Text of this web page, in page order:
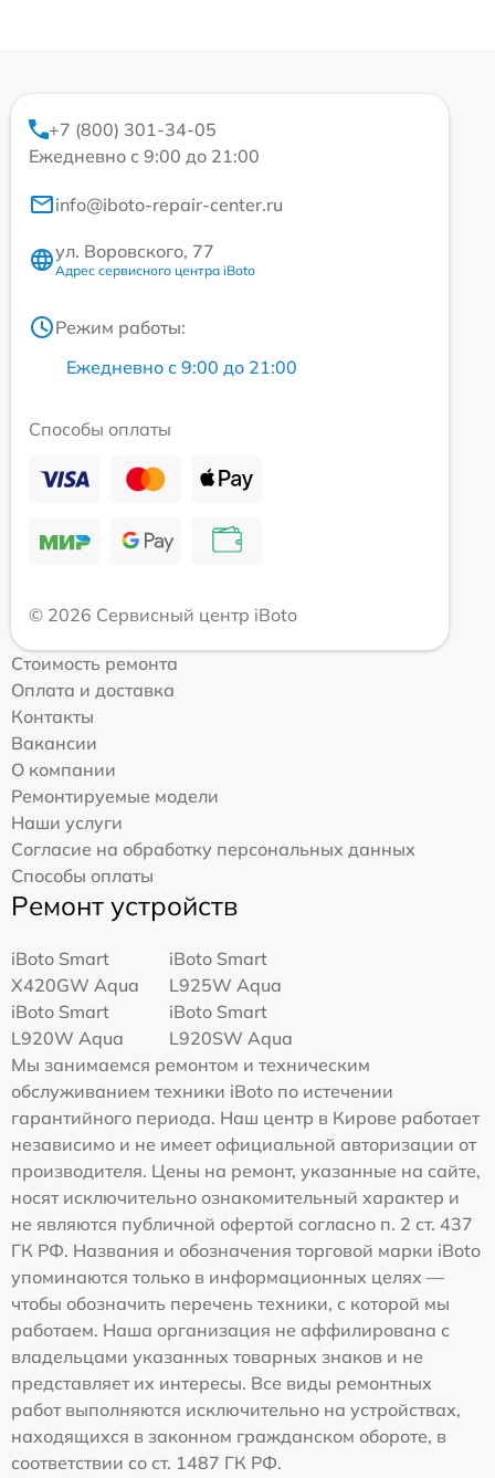
+7 (800) 301-34-05
Ежедневно с 9:00 до 21:00
info@iboto-repair-center.ru
ул. Воровского, 77
Адрес сервисного центра iBoto
Режим работы:
Ежедневно с 9:00 до 21:00
Способы оплаты
© 2026 Сервисный центр iBoto
Стоимость ремонта
Оплата и доставка
Контакты
Вакансии
О компании
Ремонтируемые модели
Наши услуги
Согласие на обработку персональных данных
Способы оплаты
Ремонт устройств
iBoto Smart
Х420GW Aqua
iBoto Smart
L925W Aqua
iBoto Smart
L920W Aqua
iBoto Smart
L920SW Aqua
Мы занимаемся ремонтом и техническим
обслуживанием техники iBoto по истечении
гарантийного периода. Наш центр в Кирове работает
независимо и не имеет официальной авторизации от
производителя. Цены на ремонт, указанные на сайте,
носят исключительно ознакомительный характер и
не являются публичной офертой согласно п. 2 ст. 437
ГК РФ. Названия и обозначения торговой марки iBoto
упоминаются только в информационных целях —
чтобы обозначить перечень техники, с которой мы
работаем. Наша организация не аффилирована с
владельцами указанных товарных знаков и не
представляет их интересы. Все виды ремонтных
работ выполняются исключительно на устройствах,
находящихся в законном гражданском обороте, в
соответствии со ст. 1487 ГК РФ.